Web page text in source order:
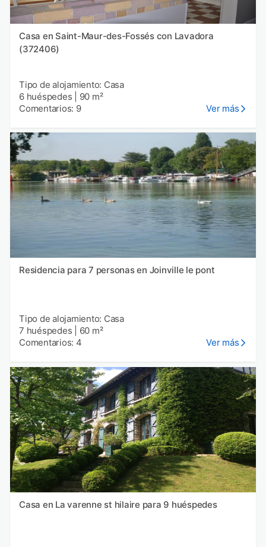
Casa en Saint-Maur-des-Fossés con Lavadora
(372406)
Tipo de alojamiento: Casa
6 huéspedes
90 m²
Comentarios: 9
Ver más
Residencia para 7 personas en Joinville le pont
Tipo de alojamiento: Casa
7 huéspedes
60 m²
Comentarios: 4
Ver más
Casa en La varenne st hilaire para 9 huéspedes